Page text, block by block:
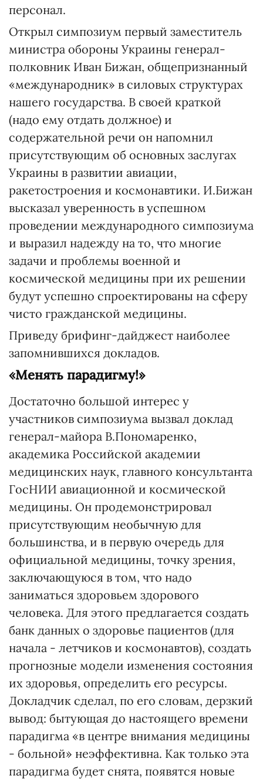
персонал.
Открыл симпозиум первый заместитель
министра обороны Украины генерал-
полковник Иван Бижан, общепризнанный
«международник» в силовых структурах
нашего государства. В своей краткой
(надо ему отдать должное) и
содержательной речи он напомнил
присутствующим об основных заслугах
Украины в развитии авиации,
ракетостроения и космонавтики. И.Бижан
высказал уверенность в успешном
проведении международного симпозиума
и выразил надежду на то, что многие
задачи и проблемы военной и
космической медицины при их решении
будут успешно спроектированы на сферу
чисто гражданской медицины.
Приведу брифинг-дайджест наиболее
запомнившихся докладов.
«Менять парадигму!»
Достаточно большой интерес у
участников симпозиума вызвал доклад
генерал-майора В.Пономаренко,
академика Российской академии
медицинских наук, главного консультанта
ГосНИИ авиационной и космической
медицины. Он продемонстрировал
присутствующим необычную для
большинства, и в первую очередь для
официальной медицины, точку зрения,
заключающуюся в том, что надо
заниматься здоровьем здорового
человека. Для этого предлагается создать
банк данных о здоровье пациентов (для
начала - летчиков и космонавтов), создать
прогнозные модели изменения состояния
их здоровья, определить его ресурсы.
Докладчик сделал, по его словам, дерзкий
вывод: бытующая до настоящего времени
парадигма «в центре внимания медицины
- больной» неэффективна. Как только эта
парадигма будет снята, появятся новые